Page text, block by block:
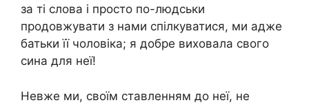
за ті слова і просто по-людськи
продовжувати з нами спілкуватися, ми адже
батьки її чоловіка; я добре виховала свого
сина для неї!
Невже ми, своїм ставленням до неї, не